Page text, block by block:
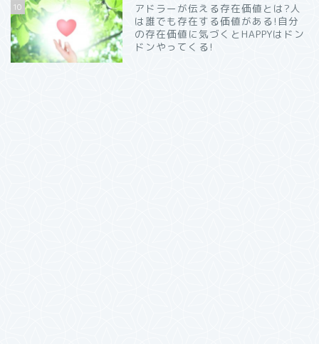
10
アドラーが伝える存在価値とは?人
は誰でも存在する価値がある!自分
の存在価値に気づくとHAPPYはドン
ドンやってくる!